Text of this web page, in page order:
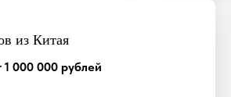
из Китая
1 000 000 рублей